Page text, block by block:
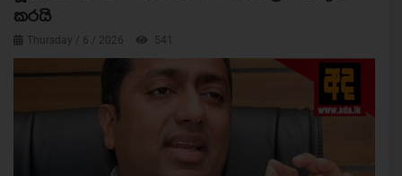
කරයි
Thursday / 6 / 2026 541